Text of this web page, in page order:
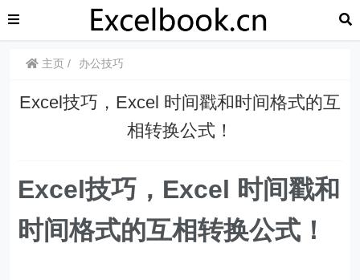
主页 办公技巧
​​Excel技巧，Excel 时间戳和时间格式的互
相转换公式！
​​Excel技巧，Excel 时间戳和
时间格式的互相转换公式！